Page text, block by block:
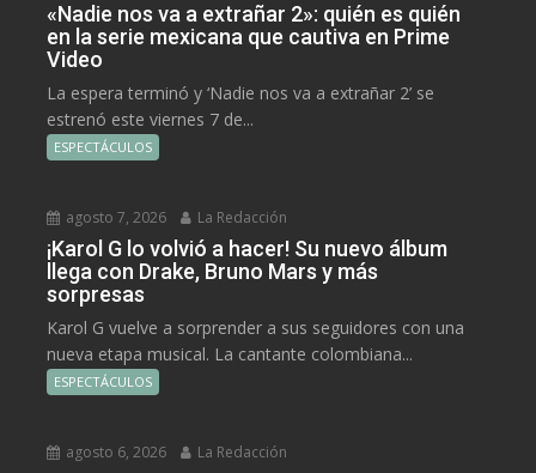
«Nadie nos va a extrañar 2»: quién es quién
en la serie mexicana que cautiva en Prime
Video
La espera terminó y ‘Nadie nos va a extrañar 2’ se
estrenó este viernes 7 de...
ESPECTÁCULOS
agosto 7, 2026 La Redacción
¡Karol G lo volvió a hacer! Su nuevo álbum
llega con Drake, Bruno Mars y más
sorpresas
Karol G vuelve a sorprender a sus seguidores con una
nueva etapa musical. La cantante colombiana...
ESPECTÁCULOS
agosto 6, 2026 La Redacción